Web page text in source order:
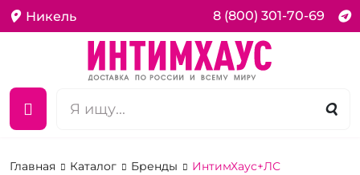
Никель 8 (800) 301-70-69
Главная Каталог Бренды ИнтимХаус+ЛС